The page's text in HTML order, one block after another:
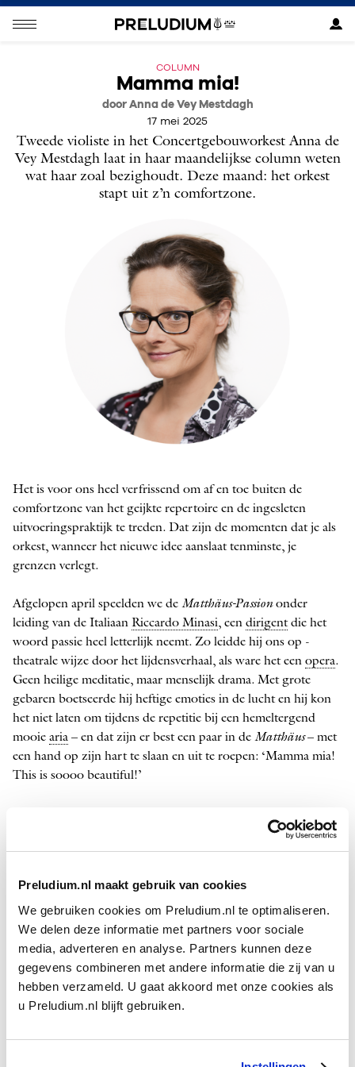
Preludium.nl maakt gebruik van cookies
We gebruiken cookies om Preludium.nl te optimaliseren.
We delen deze informatie met partners voor sociale
media, adverteren en analyse. Partners kunnen deze
gegevens combineren met andere informatie die zij van u
hebben verzameld. U gaat akkoord met onze cookies als
u Preludium.nl blijft gebruiken.
COLUMN
Mamma mia!
door Anna de Vey Mestdagh
17 mei 2025
Tweede violiste in het Concertgebouworkest Anna de
Vey Mestdagh laat in haar maandelijkse column weten
wat haar zoal bezighoudt. Deze maand: het orkest
stapt uit z’n comfortzone.
FOTO: MILAGRO ELSTAK
Het is voor ons heel verfrissend om af en toe buiten de
comfortzone van het geijkte repertoire en de ingesleten
uitvoeringspraktijk te treden. Dat zijn de momenten dat je als
orkest, ­wanneer het nieuwe idee aanslaat ­tenminste, je
grenzen verlegt.
Afgelopen april speelden we de Matthäus-­Passiononder
leiding van de Italiaan ­ Riccardo Minasi, een dirigentdie het
woord passie heel letterlijk neemt. Zo leidde hij ons op ­
theatrale wijze door het lijdensverhaal, als ware het een opera.
Geen heilige meditatie, maar menselijk drama. Met grote
gebaren boetseerde hij heftige emoties in de lucht en hij kon
het niet laten om tijdens de repetitie bij een hemeltergend
mooie aria – en dat zijn er best een paar in de Matthäus– met
een hand op zijn hart te slaan en uit te roepen: ‘Mamma mia!
This is soooo beautiful!’
. De eerste
versie werd zo’n 150 jaar geleden niet bijzonder positief
verwikkelingen te bekennen. Ook nadat die waren
toegevoegd bleef het een rapsodische opsomming van
politieke schermutselingen. Inderdaad wel wat curieus voor
een opera. Benieuwd welke draai dirigentVasily Petrenko
eraan gaat geven, want na Minasi houd ik werkelijk alles voor
mogelijk. Maar ‘Mamma mia’ zal hij vast niet roepen…
rapsodie, deBohemian Rhapsodyvan rockband Queen,
A Night at the Opera, waarin